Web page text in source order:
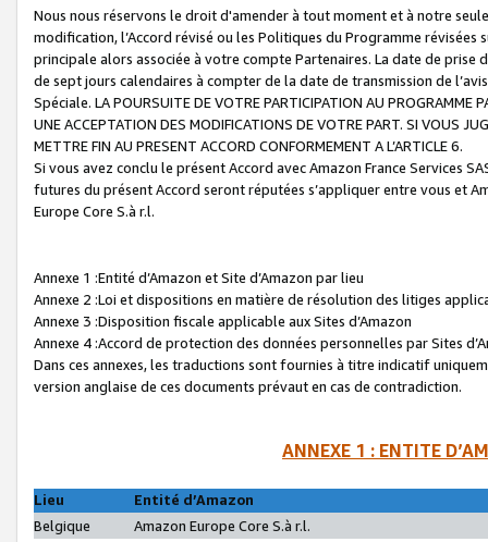
Nous nous réservons le droit d'amender à tout moment et à notre
modification, l’Accord révisé ou les Politiques du Programme
principale alors associée à votre compte Partenaires. La date de
de sept jours calendaires à compter de la date de transmission de
Spéciale. LA POURSUITE DE VOTRE PARTICIPATION AU PROGRAMME
UNE ACCEPTATION DES MODIFICATIONS DE VOTRE PART. SI VOUS
METTRE FIN AU PRESENT ACCORD CONFORMEMENT A L’ARTICLE 6.
Si vous avez conclu le présent Accord avec Amazon France Services
futures du présent Accord seront réputées s’appliquer entre vous et
Europe Core S.à r.l.
Annexe 1 :Entité d’Amazon et Site d’Amazon par lieu
Annexe 2 :Loi et dispositions en matière de résolution des litiges
Annexe 3 :Disposition fiscale applicable aux Sites d’Amazon
Annexe 4 :Accord de protection des données personnelles par Sites
Dans ces annexes, les traductions sont fournies à titre indicatif
version anglaise de ces documents prévaut en cas de contradiction.
ANNEXE 1 : ENTITE
Lieu
Entité d’Amazon
Belgique
Amazon Europe Core S.à r.l.